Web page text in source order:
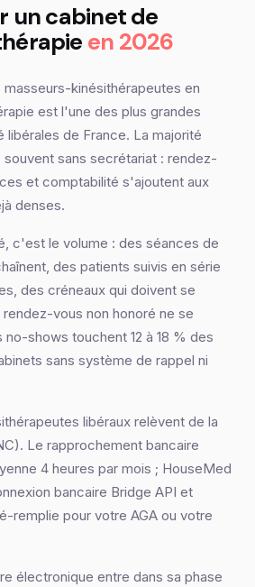
un cabinet de
en 2026
kinésithérapeutes en
est l'une des plus grandes
de France. La majorité
sans secrétariat : rendez-
et comptabilité s'ajoutent aux
denses.
c'est le volume : des séances de
des patients suivis en série
des créneaux qui doivent se
vous non honoré ne se
shows touchent 12 à 18 % des
sans système de rappel ni
libéraux relèvent de la
Le rapprochement bancaire
4 heures par mois ; HouseMed
bancaire Bridge API et
remplie pour votre AGA ou votre
électronique entre dans sa phase